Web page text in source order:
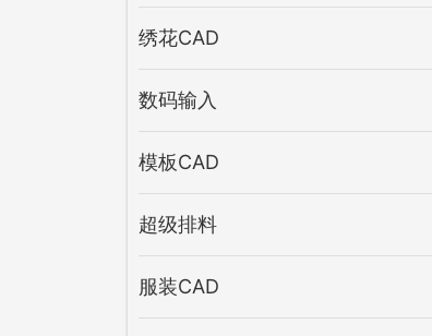
绣花CAD
数码输入
模板CAD
超级排料
服装CAD